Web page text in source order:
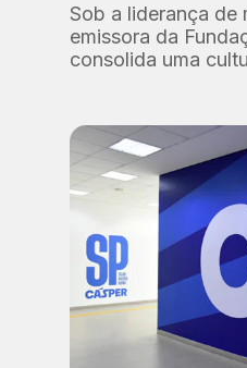
Sob a liderança de
emissora da
consolida uma
relevância social